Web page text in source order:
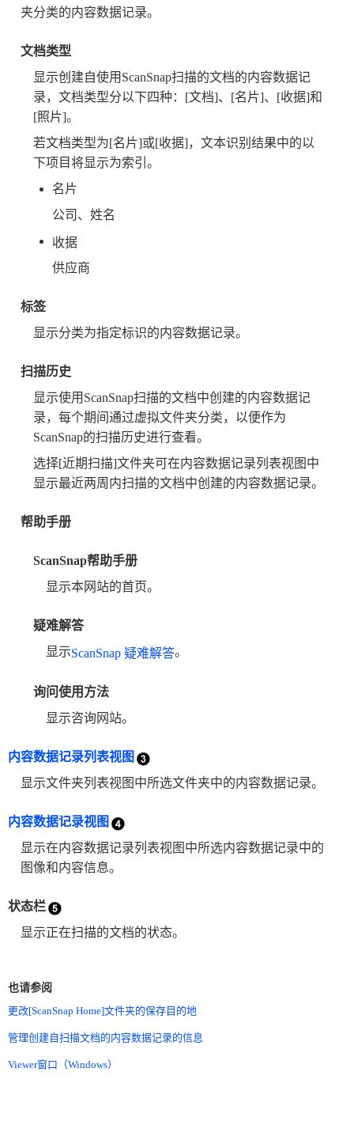
夹分类的内容数据记录。
文档类型
显示创建自使用ScanSnap扫描的文档的内容数据记
录，文档类型分以下四种：[文档]、[名片]、[收据]和
[照片]。
若文档类型为[名片]或[收据]，文本识别结果中的以
下项目将显示为索引。
名片
公司、姓名
收据
供应商
标签
显示分类为指定标识的内容数据记录。
扫描历史
显示使用ScanSnap扫描的文档中创建的内容数据记
录，每个期间通过虚拟文件夹分类，以便作为
ScanSnap的扫描历史进行查看。
选择[近期扫描]文件夹可在内容数据记录列表视图中
显示最近两周内扫描的文档中创建的内容数据记录。
帮助手册
ScanSnap帮助手册
显示本网站的首页。
疑难解答
显示ScanSnap 疑难解答。
询问使用方法
显示咨询网站。
内容数据记录列表视图
显示文件夹列表视图中所选文件夹中的内容数据记录。
内容数据记录视图
显示在内容数据记录列表视图中所选内容数据记录中的
图像和内容信息。
状态栏
显示正在扫描的文档的状态。
也请参阅
更改[ScanSnap Home]文件夹的保存目的地
管理创建自扫描文档的内容数据记录的信息
Viewer窗口（Windows）